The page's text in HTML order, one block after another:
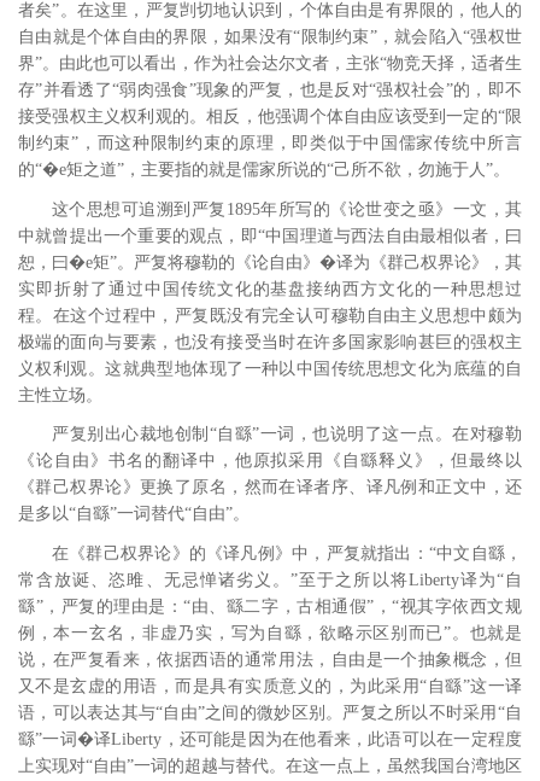
者矣”。 在这里，严复剀切地认识到，个体自由是有界限的，他人的
自由就是个体自由的界限，如果没有“限制约束”，就会陷入“强权世
界”。由此也可以看出，作为社会达尔文者，主张“物竞天择，适者生
存”并看透了“弱肉强食”现象的严复，也是反对“强权社会”的，即不
接受强权主义权利观的。相反，他强调个体自由应该受到一定的“限
制约束”，而这种限制约束的原理，即类似于中国儒家传统中所言
的“�e矩之道”，主要指的就是儒家所说的“己所不欲，勿施于人”。
这个思想可追溯到严复1895年所写的《论世变之亟》一文，其
中就曾提出一个重要的观点，即“中国理道与西法自由最相似者，曰
恕，曰�e矩”。 严复将穆勒的《论自由》�译为《群己权界论》，其
实即折射了通过中国传统文化的基盘接纳西方文化的一种思想过
程。在这个过程中，严复既没有完全认可穆勒自由主义思想中颇为
极端的面向与要素，也没有接受当时在许多国家影响甚巨的强权主
义权利观。这就典型地体现了一种以中国传统思想文化为底蕴的自
主性立场。
严复别出心裁地创制“自繇”一词，也说明了这一点。在对穆勒
《论自由》书名的翻译中，他原拟采用《自繇释义》，但最终以
《群己权界论》更换了原名，然而在译者序、译凡例和正文中，还
是多以“自繇”一词替代“自由”。
在《群己权界论》的《译凡例》中，严复就指出：“中文自繇，
常含放诞、恣雎、无忌惮诸劣义。”至于之所以将Liberty译为“自
繇”，严复的理由是：“由、繇二字，古相通假”，“视其字依西文规
例，本一玄名，非虚乃实，写为自繇，欲略示区别而已”。 也就是
说，在严复看来，依据西语的通常用法，自由是一个抽象概念，但
又不是玄虚的用语，而是具有实质意义的，为此采用“自繇”这一译
语，可以表达其与“自由”之间的微妙区别。严复之所以不时采用“自
繇”一词�译Liberty，还可能是因为在他看来，此语可以在一定程度
上实现对“自由”一词的超越与替代。在这一点上，虽然我国台湾地区